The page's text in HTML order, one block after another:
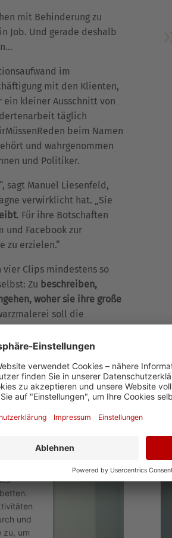
mit Behinderung zu
Job. Und gerade deshalb
im
mit den Klienten,
ein kleiner Ausschnitt von
täglich
beim Namen
und wahrgenommen
und Politiker.
sagt Manuel Liesenfeld,
verwirklicht hat. „Sie
. Für ihre Botschaften
und Facebook zur
zu erzielen.“
Clips mindestens so
Zu beschreiben,
woher sie ihre große
soll die
die geäußerten
die jeden Tag
so Liesenfeld.
den
und
zu, um